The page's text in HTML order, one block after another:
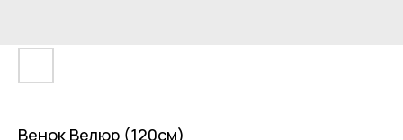
Венок Велюр (120см)